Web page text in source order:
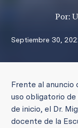
Por:
Septiembre 30,
Frente al anuncio
uso obligatorio
de inicio, el Dr.
docente de la